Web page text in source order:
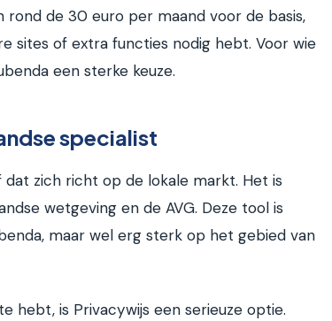
rond de 30 euro per maand voor de basis,
sites of extra functies nodig hebt. Voor wie
een sterke keuze.
specialist
dat zich richt op de lokale markt. Het is
wetgeving en de AVG. Deze tool is
maar wel erg sterk op het gebied van
hebt, is Privacywijs een serieuze optie.